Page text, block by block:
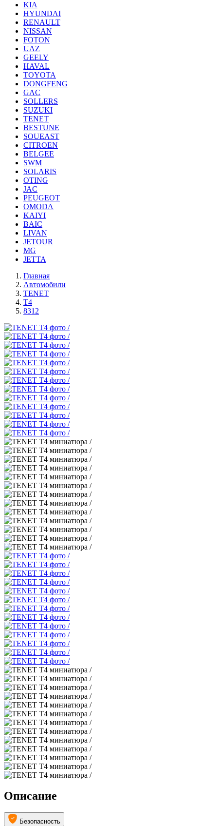
KIA
HYUNDAI
RENAULT
NISSAN
FOTON
UAZ
GEELY
HAVAL
TOYOTA
DONGFENG
GAC
SOLLERS
SUZUKI
TENET
BESTUNE
SOUEAST
CITROEN
BELGEE
SWM
SOLARIS
OTING
JAC
PEUGEOT
OMODA
KAIYI
BAIC
LIVAN
JETOUR
MG
JETTA
Главная
Автомобили
TENET
T4
8312
Описание
Безопасность